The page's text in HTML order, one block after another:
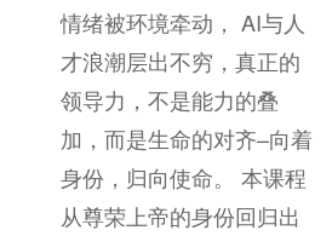
情绪被环境牵动， AI与人
才浪潮层出不穷，真正的
领导力，不是能力的叠
加，而是生命的对齐–向着
身份，归向使命。 本课程
从尊荣上帝的身份回归出